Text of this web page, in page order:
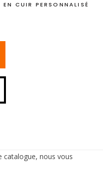
CUIR PERSONNALISÉ
catalogue, nous vous